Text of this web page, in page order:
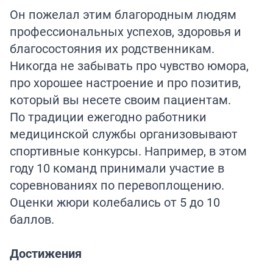
Он пожелал этим благородным людям
профессиональных успехов, здоровья и
благосостояния их родственникам.
Никогда не забывать про чувство юмора,
про хорошее настроение и про позитив,
который вы несете своим пациентам.
По традиции ежегодно работники
медицинской службы организовывают
спортивные конкурсы. Например, в этом
году 10 команд принимали участие в
соревнованиях по перевоплощению.
Оценки жюри колебались от 5 до 10
баллов.
Достижения